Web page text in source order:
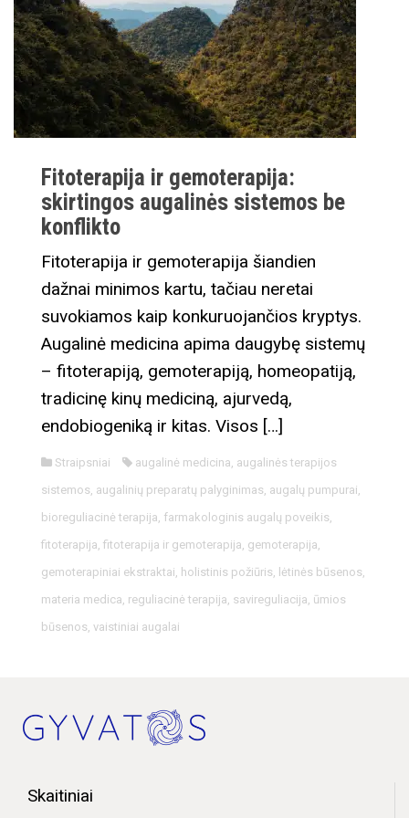
Fitoterapija ir gemoterapija:
skirtingos augalinės sistemos be
konflikto
Fitoterapija ir gemoterapija šiandien
dažnai minimos kartu, tačiau neretai
suvokiamos kaip konkuruojančios kryptys.
Augalinė medicina apima daugybę sistemų
– fitoterapiją, gemoterapiją, homeopatiją,
tradicinę kinų mediciną, ajurvedą,
endobiogeniką ir kitas. Visos […]
Straipsniai augalinė medicina, augalinės terapijos
sistemos, augalinių preparatų palyginimas, augalų pumpurai,
bioreguliacinė terapija, farmakologinis augalų poveikis,
fitoterapija, fitoterapija ir gemoterapija, gemoterapija,
gemoterapiniai ekstraktai, holistinis požiūris, lėtinės būsenos,
materia medica, reguliacinė terapija, savireguliacija, ūmios
būsenos, vaistiniai augalai
Skaitiniai